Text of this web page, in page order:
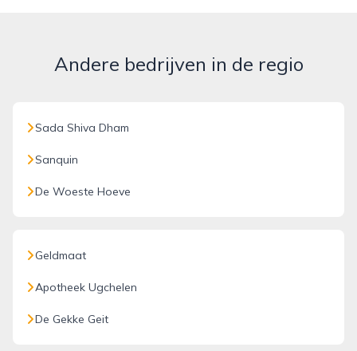
Andere bedrijven in de regio
Sada Shiva Dham
Sanquin
De Woeste Hoeve
Geldmaat
Apotheek Ugchelen
De Gekke Geit